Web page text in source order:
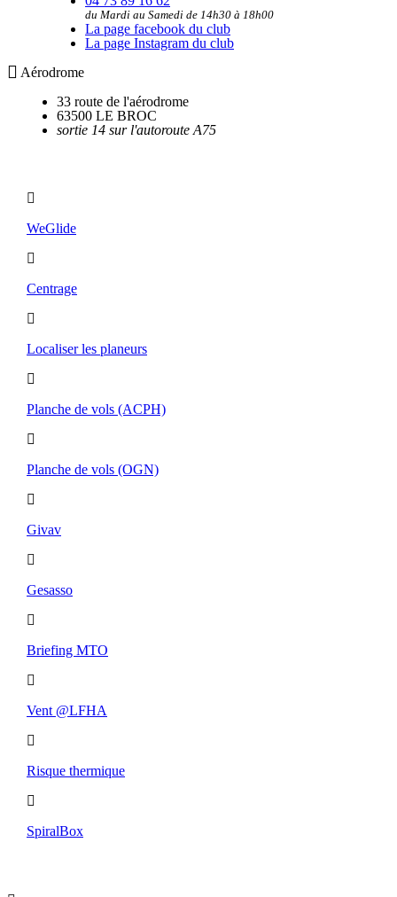
du Mardi au Samedi de 14h30 à 18h00
La page facebook du club
La page Instagram du club
Aérodrome
33 route de l'aérodrome
63500 LE BROC
sortie 14 sur l'autoroute A75
WeGlide
Centrage
Localiser les planeurs
Planche de vols (ACPH)
Planche de vols (OGN)
Givav
Gesasso
Briefing MTO
Vent @LFHA
Risque thermique
SpiralBox